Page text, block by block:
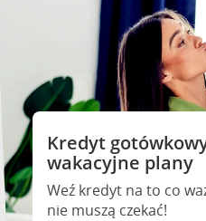
Kredyt
wakacyjne plany
Weź kredyt na to co
nie muszą czekać!